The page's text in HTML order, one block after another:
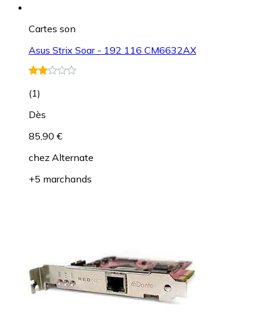
Cartes son
Asus Strix Soar - 192 116 CM6632AX
(1)
Dès
85,90 €
chez Alternate
+5 marchands